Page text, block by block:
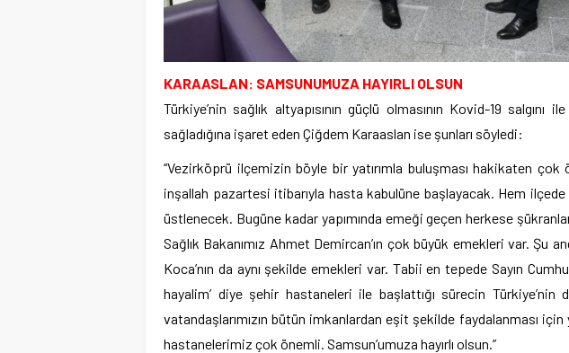
KARAASLAN: SAMSUNUMUZA HAYIRLI OLSUN
Türkiye’nin sağlık altyapısının güçlü olmasının Kovid-19
sağladığına işaret eden Çiğdem Karaaslan ise şunları söyledi:
“Vezirköprü ilçemizin böyle bir yatırımla buluşması hakikaten
inşallah pazartesi itibarıyla hasta kabulüne başlayacak. Hem
üstlenecek. Bugüne kadar yapımında emeği geçen herkese
Sağlık Bakanımız Ahmet Demircan’ın çok büyük emekleri var. Şu
Koca’nın da aynı şekilde emekleri var. Tabii en tepede Sayın
hayalim’ diye şehir hastaneleri ile başlattığı sürecin Türkiye’nin
vatandaşlarımızın bütün imkanlardan eşit şekilde faydalanması
hastanelerimiz çok önemli. Samsun’umuza hayırlı olsun.”